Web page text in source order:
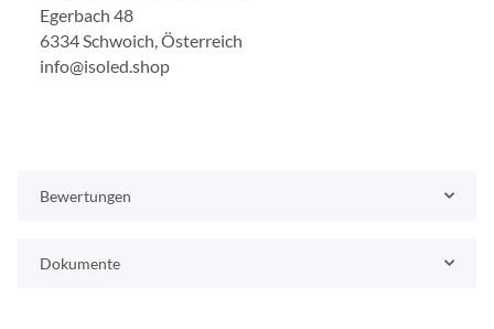
Egerbach 48
6334 Schwoich, Österreich
info@isoled.shop
Bewertungen
Dokumente